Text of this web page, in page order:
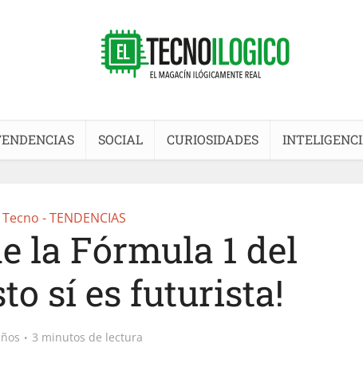
SOCIAL CURIOSIDADES
Tecno - TENDENCIAS
la Fórmula 1 del
sí es futurista!
3 minutos de lectura